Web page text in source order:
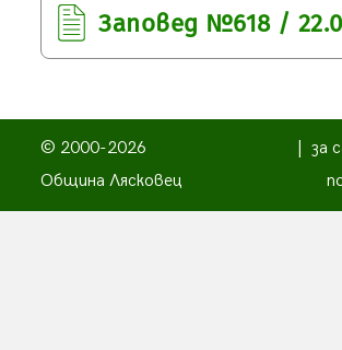
Заповед №618 /
© 2000-2026
Община Лясковец
за